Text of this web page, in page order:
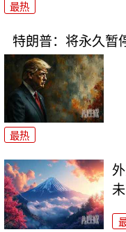
最热
特朗普：将永久暂
最热